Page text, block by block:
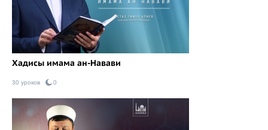
Хадисы имама ан-Навави
30 уроков 0